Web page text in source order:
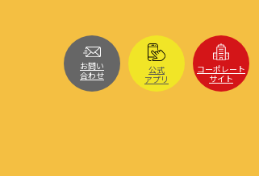
お問い
合わせ
公式
アプリ
コーポレート
サイト